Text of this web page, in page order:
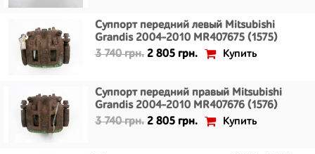
Суппорт передний левый Mitsubishi
Grandis 2004-2010 MR407675 (1575)
3 740 грн. 2 805 грн. Купить
Суппорт передний правый Mitsubishi
Grandis 2004-2010 MR407676 (1576)
3 740 грн. 2 805 грн. Купить